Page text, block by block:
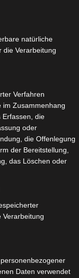
(UST)
17'
Sporti
(USBG)
natürliche
die Verarbeitung
Verfahren
im Zusammenhang
Erfassen, die
oder
die Offenlegung
der Bereitstellung,
das Löschen oder
Verarbeitung
Daten verwendet